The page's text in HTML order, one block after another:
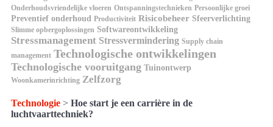
Onderhoudsvriendelijke vloeren Ontspanningstechnieken Persoonlijke groei
Preventief onderhoud Productiviteit Risicobeheer Sfeerverlichting
Slimme opbergoplossingen Softwareontwikkeling
Stressmanagement Stressvermindering Supply chain
management Technologische ontwikkelingen
Technologische vooruitgang Tuinontwerp
Woonkamerinrichting Zelfzorg
Technologie > Hoe start je een carrière in de
luchtvaarttechniek?